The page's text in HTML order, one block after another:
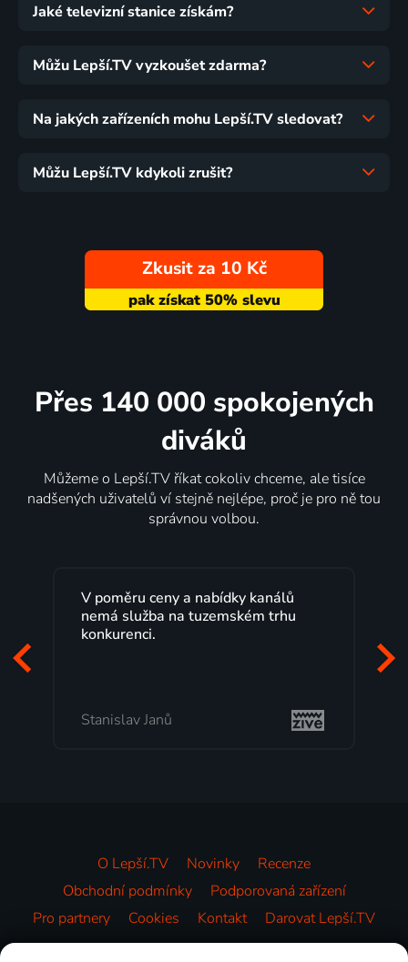
Jaké televizní stanice získám?
Můžu Lepší.TV vyzkoušet zdarma?
Na jakých zařízeních mohu Lepší.TV sledovat?
Můžu Lepší.TV kdykoli zrušit?
Zkusit za 10 Kč
Přes 140 000 spokojených
diváků
Můžeme o Lepší.TV říkat cokoliv chceme, ale tisíce
nadšených uživatelů ví stejně nejlépe, proč je pro ně tou
správnou volbou.
Lepší.TV sleduji už několik let s
maximální spokojeností. Velký výběr
programů a nemuset běžet k TV na
Milada Tomešová
O Lepší.TV Novinky
Recenze
Obchodní podmínky
Podporovaná zařízení
Pro partnery
Cookies Kontakt Darovat Lepší.TV